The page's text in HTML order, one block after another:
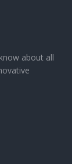
about all